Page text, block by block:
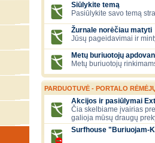
Siūlykite temą
Pasiūlykite savo temą
Žurnale norėčiau matyti
Jūsų pageidavimai ir
Metų buriuotojų
Metų buriuotojų
PARDUOTUVĖ - PORTALO
Akcijos ir pasiūlymai
Čia skelbiame įvairias
galioja mūsų draugų
Surfhouse "Buriuojam-